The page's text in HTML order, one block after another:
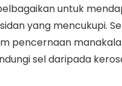
untuk
yang mencukupi.
pencernaan manakala
sel daripada